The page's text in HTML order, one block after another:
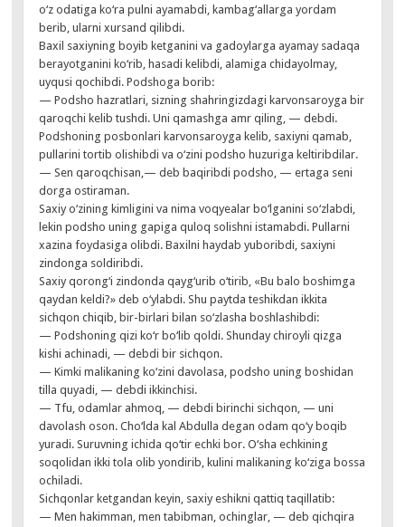
o‘z odatiga ko‘ra pulni ayamabdi, kambag‘allarga yordam
berib, ularni xursand qilibdi.
Baxil saxiyning boyib ketganini va gadoylarga ayamay sadaqa
berayotganini ko‘rib, hasadi kelibdi, alamiga chidayolmay,
uyqusi qochibdi. Podshoga borib:
— Podsho hazratlari, sizning shahringizdagi karvonsaroyga bir
qaroqchi kelib tushdi. Uni qamashga amr qiling, — debdi.
Podshoning posbonlari karvonsaroyga kelib, saxiyni qamab,
pullarini tortib olishibdi va o‘zini podsho huzuriga keltiribdilar.
— Sen qaroqchisan,— deb baqiribdi podsho, — ertaga seni
dorga ostiraman.
Saxiy o‘zining kimligini va nima voqyealar bo‘lganini so‘zlabdi,
lekin podsho uning gapiga quloq solishni istamabdi. Pullarni
xazina foydasiga olibdi. Baxilni haydab yuboribdi, saxiyni
zindonga soldiribdi.
Saxiy qorong‘i zindonda qayg‘urib o‘tirib, «Bu balo boshimga
qaydan keldi?» deb o‘ylabdi. Shu paytda teshikdan ikkita
sichqon chiqib, bir-birlari bilan so‘zlasha boshlashibdi:
— Podshoning qizi ko‘r bo‘lib qoldi. Shunday chiroyli qizga
kishi achinadi, — debdi bir sichqon.
— Kimki malikaning ko‘zini davolasa, podsho uning boshidan
tilla quyadi, — debdi ikkinchisi.
— Tfu, odamlar ahmoq, — debdi birinchi sichqon, — uni
davolash oson. Cho‘lda kal Abdulla degan odam qo‘y boqib
yuradi. Suruvning ichida qo‘tir echki bor. O‘sha echkining
soqolidan ikki tola olib yondirib, kulini malikaning ko‘ziga bossa
ochiladi.
Sichqonlar ketgandan keyin, saxiy eshikni qattiq taqillatib:
— Men hakimman, men tabibman, ochinglar, — deb qichqira